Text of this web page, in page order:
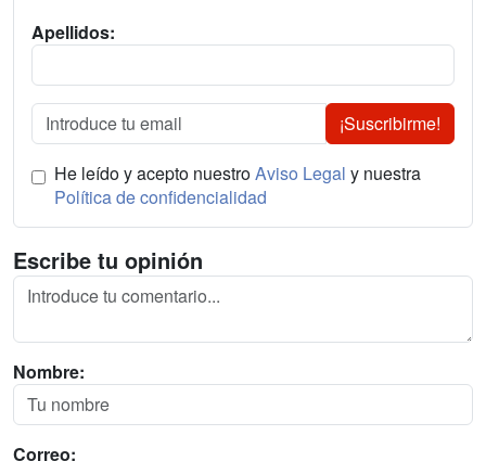
Apellidos:
¡Suscribirme!
He leído y acepto nuestroAviso Legal y nuestra
Política de confidencialidad
Escribe tu opinión
Nombre:
Correo: